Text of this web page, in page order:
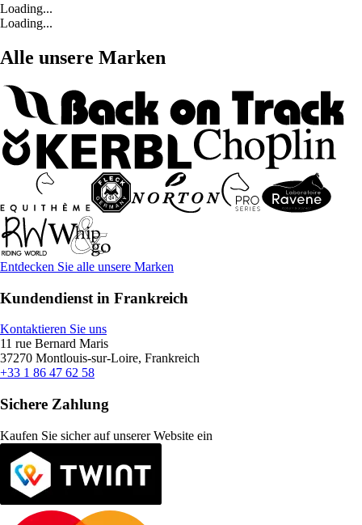
Loading...
Loading...
Alle unsere Marken
Entdecken Sie alle unsere Marken
Kundendienst in Frankreich
Kontaktieren Sie uns
11 rue Bernard Maris
37270 Montlouis-sur-Loire, Frankreich
+33 1 86 47 62 58
Sichere Zahlung
Kaufen Sie sicher auf unserer Website ein